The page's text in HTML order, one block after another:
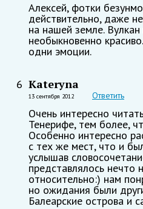
Алексей, фотки
действительно, даже
на нашей земле.
необыкновенно
одни эмоции.
6 Kateryna
13 сентября 2012 Ответить
Очень интересно
Тенерифе, тем более,
Особенно интересно
с тех же мест, что и
услышав
представлялось нечто
относительно:) нам
но ожидания были
Балеарские острова и